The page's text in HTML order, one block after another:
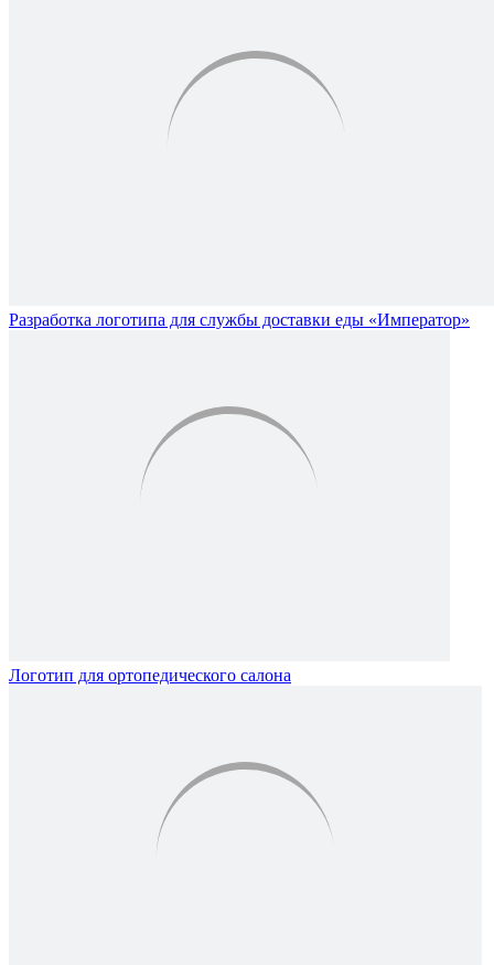
Разработка логотипа для службы доставки еды «Император»
Логотип для ортопедического салона